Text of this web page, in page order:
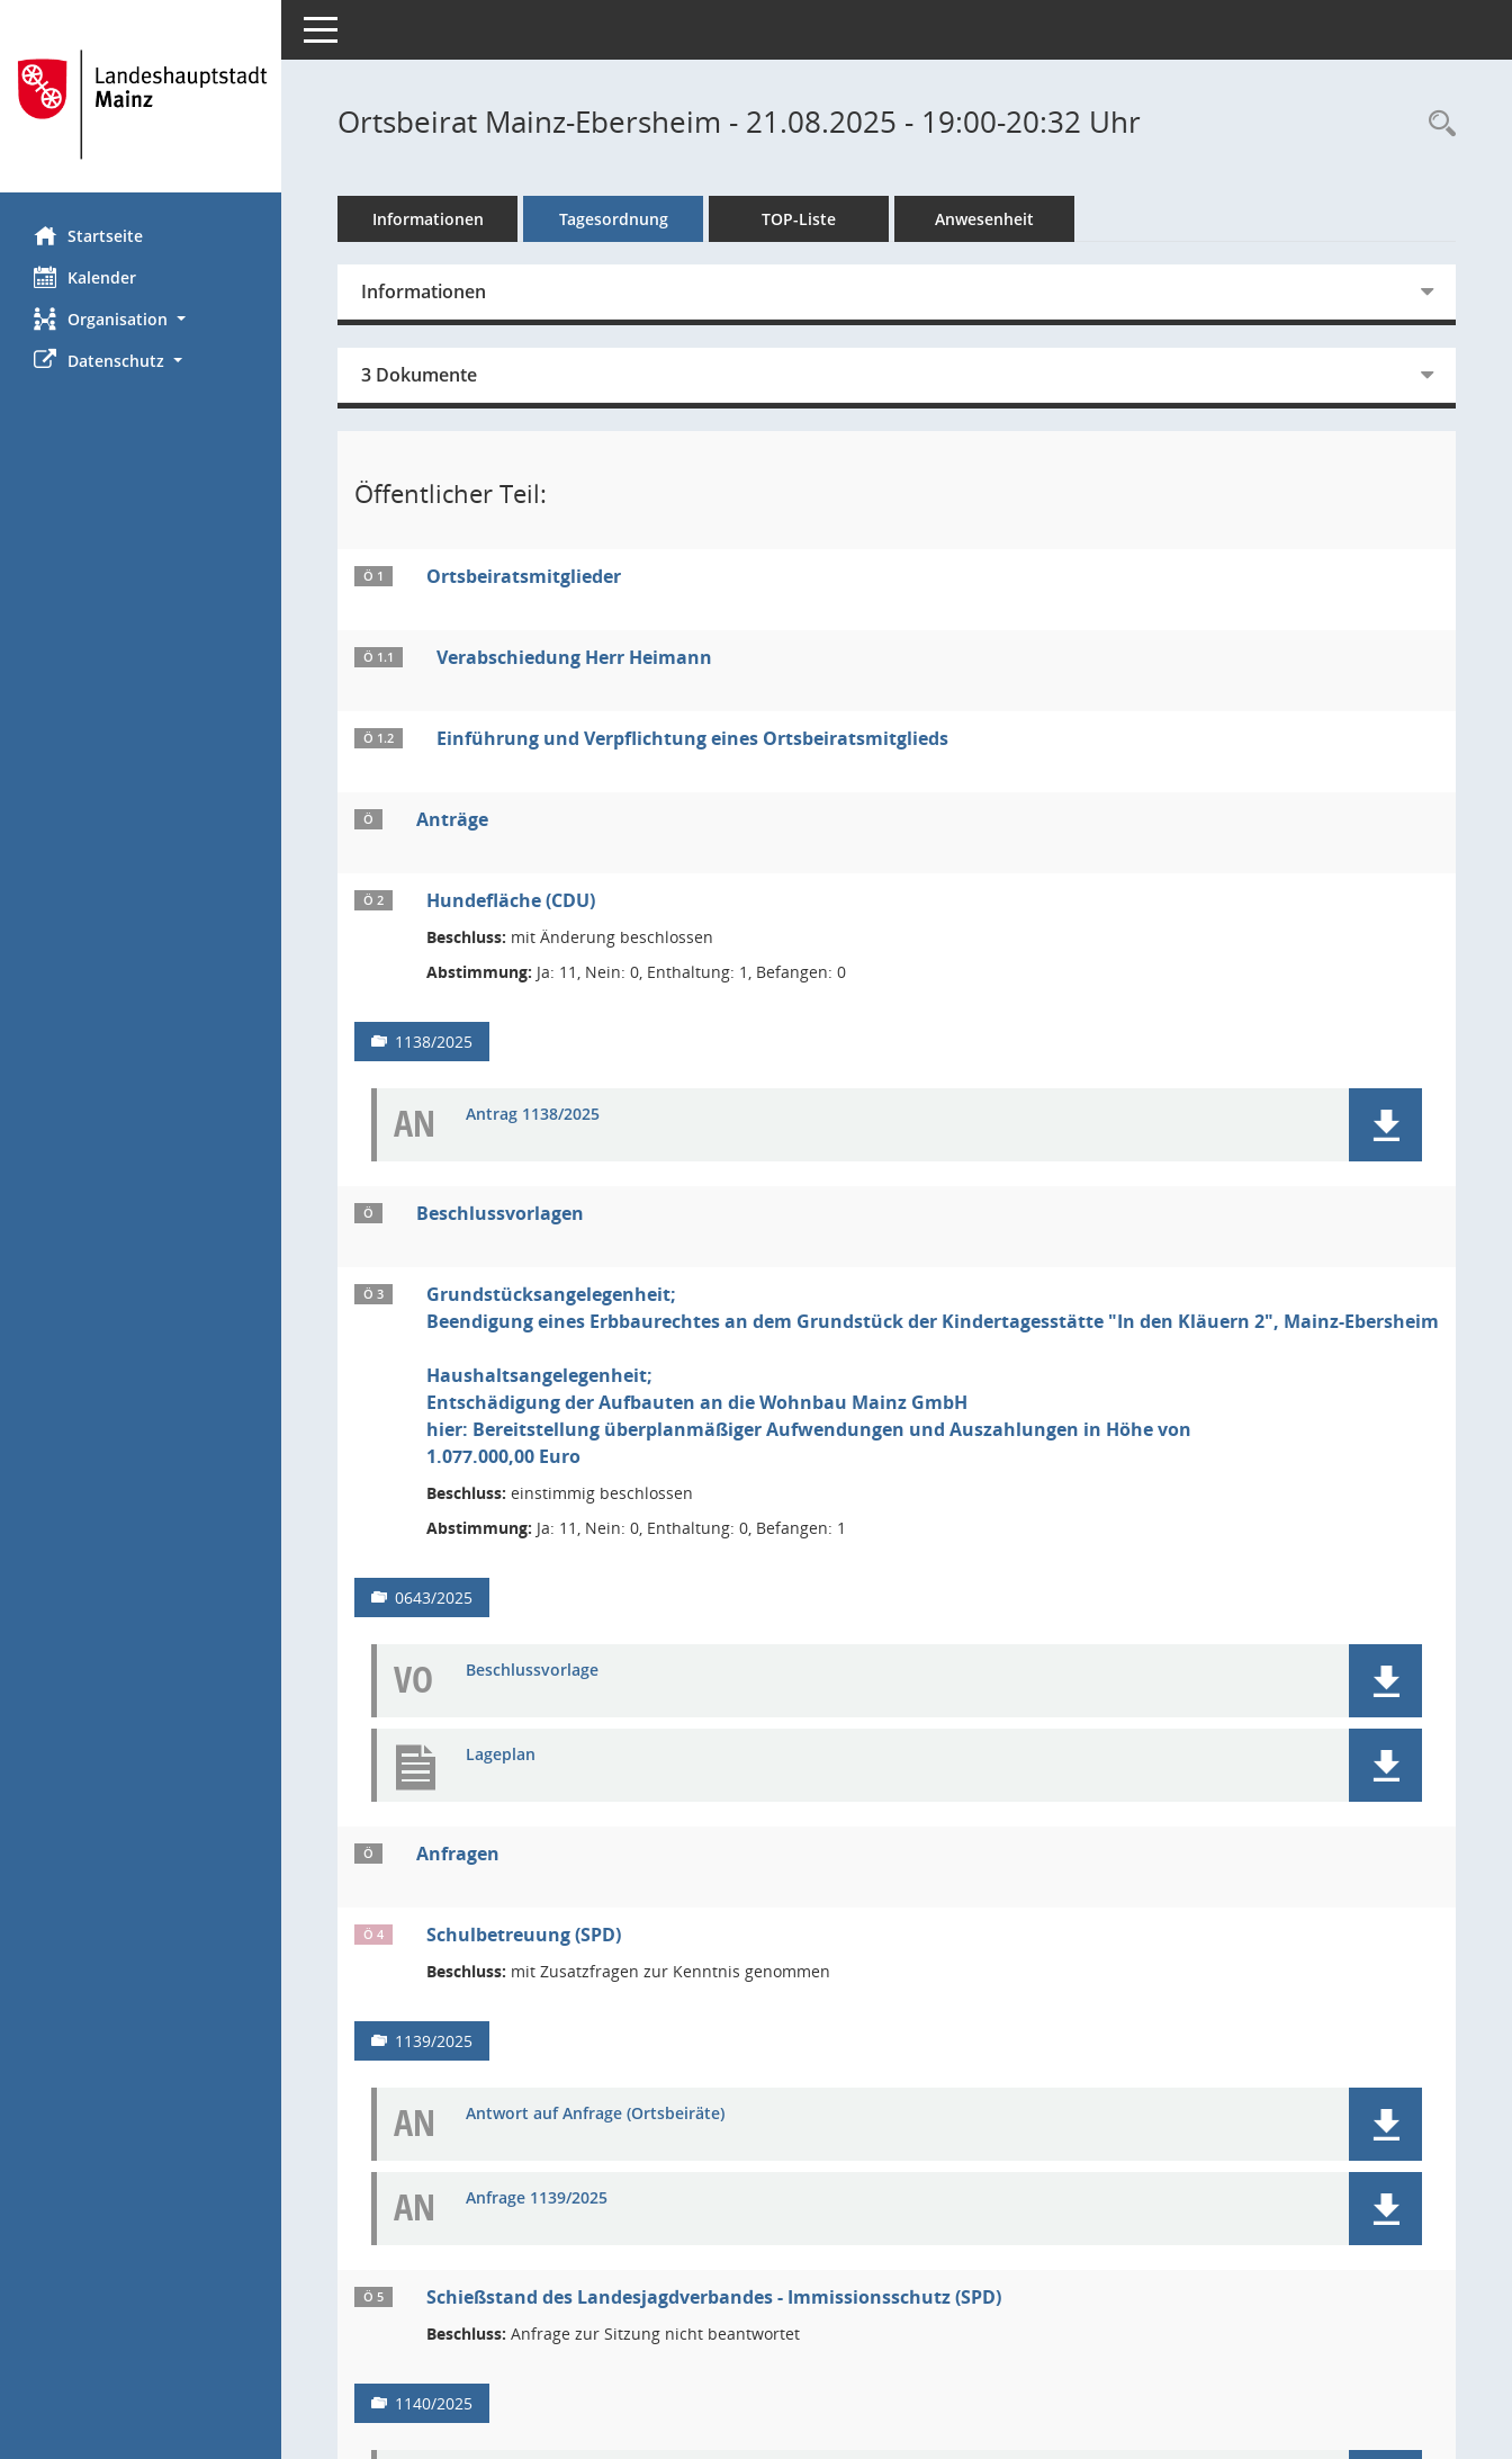
Startseite
Kalender
Organisation
Datenschutz
Toggle navigation
Ortsbeirat Mainz-Ebersheim - 21.08.2025 - 19:00-20:32 Uhr
Informationen Tagesordnung TOP-Liste Anwesenheit
Informationen
3 Dokumente
Öffentlicher Teil:
Ö 1 Ortsbeiratsmitglieder
Ö 1.1 Verabschiedung Herr Heimann
Ö 1.2 Einführung und Verpflichtung eines Ortsbeiratsmitglieds
Ö Anträge
Ö 2 Hundefläche (CDU)
Beschluss: mit Änderung beschlossen
Abstimmung: Ja: 11, Nein: 0, Enthaltung: 1, Befangen: 0
1138/2025
AN Antrag 1138/2025
Ö Beschlussvorlagen
Ö 3
Grundstücksangelegenheit;
Beendigung eines Erbbaurechtes an dem Grundstück der Kindertagesstätte "In den Kläuern 2", Mainz-Ebersheim
Haushaltsangelegenheit;
Entschädigung der Aufbauten an die Wohnbau Mainz GmbH
hier: Bereitstellung überplanmäßiger Aufwendungen und Auszahlungen in Höhe von
1.077.000,00 Euro
Beschluss: einstimmig beschlossen
Abstimmung: Ja: 11, Nein: 0, Enthaltung: 0, Befangen: 1
0643/2025
VO Beschlussvorlage
Lageplan
Ö Anfragen
Ö 4 Schulbetreuung (SPD)
Beschluss: mit Zusatzfragen zur Kenntnis genommen
1139/2025
AN Antwort auf Anfrage (Ortsbeiräte)
AN Anfrage 1139/2025
Ö 5 Schießstand des Landesjagdverbandes - Immissionsschutz (SPD)
Beschluss: Anfrage zur Sitzung nicht beantwortet
1140/2025